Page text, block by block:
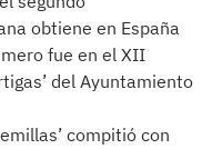
obtiene en España
fue en el XII
del Ayuntamiento
compitió con